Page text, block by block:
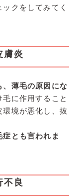
クをしてみてく
膚炎
、薄毛の原因にな
に作用すること
境が悪化し、抜
症とも言われま
不良